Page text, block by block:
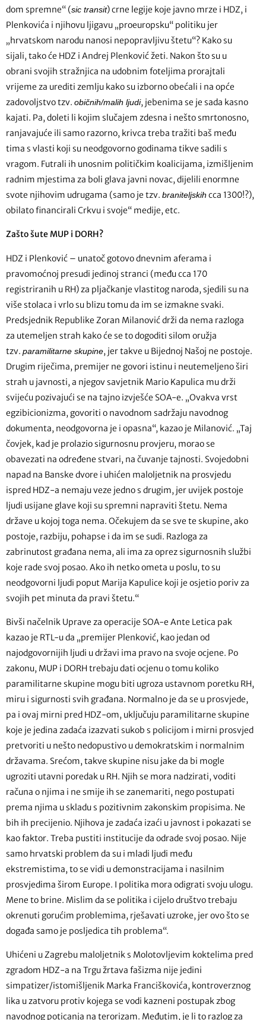
dom spremne“ (sic transit) crne legije koje javno mrze i HDZ, i
Plenkovića i njihovu ljigavu „proeuropsku“ politiku jer
„hrvatskom narodu nanosi nepopravljivu štetu“? Kako su
sijali, tako će HDZ i Andrej Plenković žeti. Nakon što su u
obrani svojih stražnjica na udobnim foteljima prorajtali
vrijeme za urediti zemlju kako su izborno obećali i na opće
zadovoljstvo tzv. običnih/malih ljudi, jebenima se je sada kasno
kajati. Pa, doleti li kojim slučajem zdesna i nešto smrtonosno,
ranjavajuće ili samo razorno, krivca treba tražiti baš među
tima s vlasti koji su neodgovorno godinama tikve sadili s
vragom. Futrali ih unosnim političkim koalicijama, izmišljenim
radnim mjestima za boli glava javni novac, dijelili enormne
svote njihovim udrugama (samo je tzv. braniteljskih cca 1300!?),
obilato financirali Crkvu i svoje“ medije, etc.
Zašto šute MUP i DORH?
HDZ i Plenković – unatoč gotovo dnevnim aferama i
pravomoćnoj presudi jedinoj stranci (među cca 170
registriranih u RH) za pljačkanje vlastitog naroda, sjedili su na
više stolaca i vrlo su blizu tomu da im se izmakne svaki.
Predsjednik Republike Zoran Milanović drži da nema razloga
za utemeljen strah kako će se to dogoditi silom oružja
tzv. paramilitarne skupine, jer takve u Bijednoj Našoj ne postoje.
Drugim riječima, premijer ne govori istinu i neutemeljeno širi
strah u javnosti, a njegov savjetnik Mario Kapulica mu drži
svijeću pozivajući se na tajno izvješće SOA-e. „Ovakva vrst
egzibicionizma, govoriti o navodnom sadržaju navodnog
dokumenta, neodgovorna je i opasna“, kazao je Milanović. „Taj
čovjek, kad je prolazio sigurnosnu provjeru, morao se
obavezati na određene stvari, na čuvanje tajnosti. Svojedobni
napad na Banske dvore i uhićen maloljetnik na prosvjedu
ispred HDZ-a nemaju veze jedno s drugim, jer uvijek postoje
ljudi usijane glave koji su spremni napraviti štetu. Nema
države u kojoj toga nema. Očekujem da se sve te skupine, ako
postoje, razbiju, pohapse i da im se sudi. Razloga za
zabrinutost građana nema, ali ima za oprez sigurnosnih službi
koje rade svoj posao. Ako ih netko ometa u poslu, to su
neodgovorni ljudi poput Marija Kapulice koji je osjetio poriv za
svojih pet minuta da pravi štetu.“
Bivši načelnik Uprave za operacije SOA-e Ante Letica pak
kazao je RTL-u da „premijer Plenković, kao jedan od
najodgovornijih ljudi u državi ima pravo na svoje ocjene. Po
zakonu, MUP i DORH trebaju dati ocjenu o tomu koliko
paramilitarne skupine mogu biti ugroza ustavnom poretku RH,
miru i sigurnosti svih građana. Normalno je da se u prosvjede,
pa i ovaj mirni pred HDZ-om, uključuju paramilitarne skupine
koje je jedina zadaća izazvati sukob s policijom i mirni prosvjed
pretvoriti u nešto nedopustivo u demokratskim i normalnim
državama. Srećom, takve skupine nisu jake da bi mogle
ugroziti utavni poredak u RH. Njih se mora nadzirati, voditi
računa o njima i ne smije ih se zanemariti, nego postupati
prema njima u skladu s pozitivnim zakonskim propisima. Ne
bih ih precijenio. Njihova je zadaća izaći u javnost i pokazati se
kao faktor. Treba pustiti institucije da odrade svoj posao. Nije
samo hrvatski problem da su i mladi ljudi među
ekstremistima, to se vidi u demonstracijama i nasilnim
prosvjedima širom Europe. I politika mora odigrati svoju ulogu.
Mene to brine. Mislim da se politika i cijelo društvo trebaju
okrenuti gorućim problemima, rješavati uzroke, jer ovo što se
događa samo je posljedica tih problema“.
Uhićeni u Zagrebu maloljetnik s Molotovljevim koktelima pred
zgradom HDZ-a na Trgu žrtava fašizma nije jedini
simpatizer/istomišljenik Marka Franciškovića, kontroverznog
lika u zatvoru protiv kojega se vodi kazneni postupak zbog
navodnog poticanja na terorizam. Međutim, je li to razlog za